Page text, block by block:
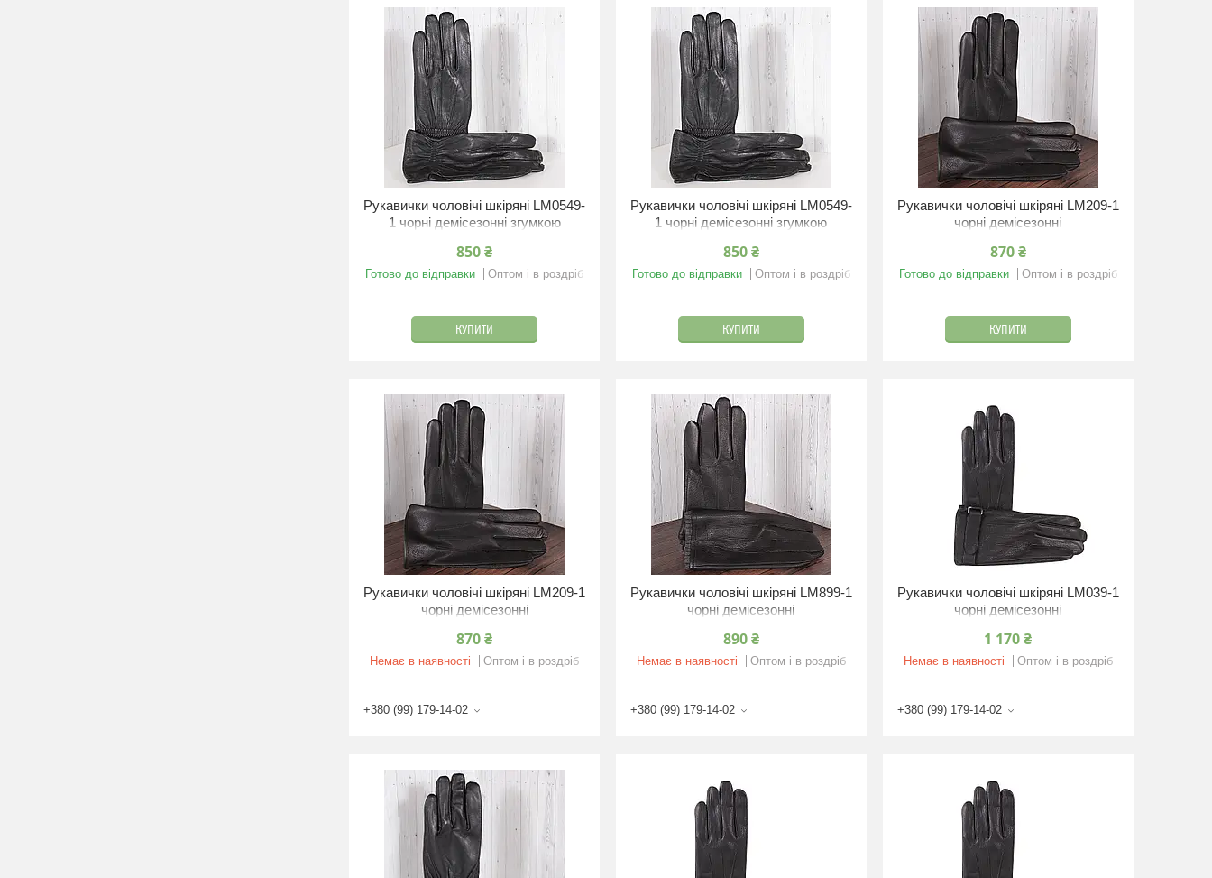
Рукавички чоловічі шкіряні LM0549-
1 чорні демісезонні згумкою
850 ₴
Готово до відправки Оптом і в роздріб
КУПИТИ
Рукавички чоловічі шкіряні LM0549-
1 чорні демісезонні згумкою
850 ₴
Готово до відправки Оптом і в роздріб
КУПИТИ
Рукавички чоловічі шкіряні LM209-1
чорні демісезонні
870 ₴
Готово до відправки Оптом і в роздріб
КУПИТИ
Рукавички чоловічі шкіряні LM209-1
чорні демісезонні
870 ₴
Немає в наявності Оптом і в роздріб
+380 (99) 179-14-02
Рукавички чоловічі шкіряні LM899-1
чорні демісезонні
890 ₴
Немає в наявності Оптом і в роздріб
+380 (99) 179-14-02
Рукавички чоловічі шкіряні LM039-1
чорні демісезонні
1 170 ₴
Немає в наявності Оптом і в роздріб
+380 (99) 179-14-02